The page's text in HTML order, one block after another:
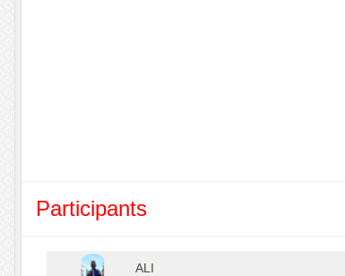
Participants
ALI